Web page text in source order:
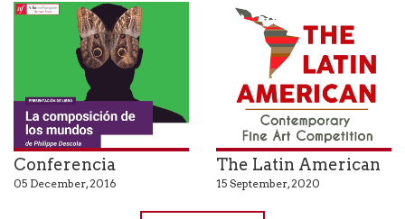
Conferencia
05 December, 2016
The Latin American
15 September, 2020